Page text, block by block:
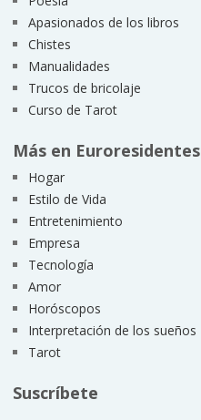
Apasionados de los libros
Chistes
Manualidades
Trucos de bricolaje
Curso de Tarot
Más en Euroresidentes
Hogar
Estilo de Vida
Entretenimiento
Empresa
Tecnología
Amor
Horóscopos
Interpretación de los sueños
Tarot
Suscríbete